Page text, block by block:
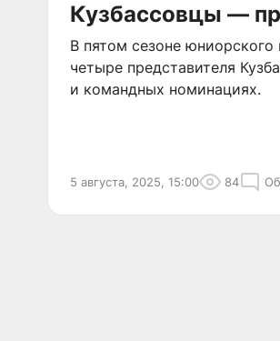
Кузбассовцы —
В пятом сезоне
четыре представителя
и командных номинациях.
5 августа, 2025, 15:00 84